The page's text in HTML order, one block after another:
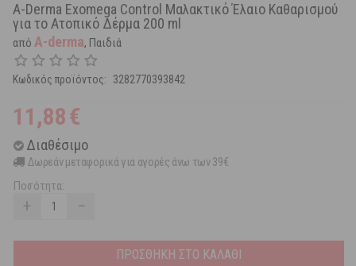
A-Derma Exomega Control Μαλακτικό Έλαιο Καθαρισμού
για το Ατοπικό Δέρμα 200 ml
από A-derma, Παιδιά
Κωδικός προϊόντος: 3282770393842
11,88€
Διαθέσιμο
Δωρεάν μεταφορικά για αγορές άνω των 39€
Ποσότητα:
+ −
ΠΡΟΣΘΗΚΗ ΣΤΟ ΚΑΛΑΘΙ